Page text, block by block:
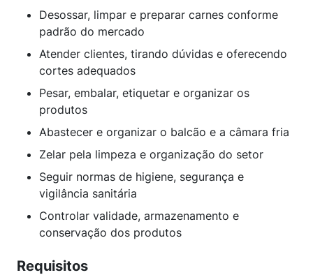
Desossar, limpar e preparar carnes conforme
padrão do mercado
Atender clientes, tirando dúvidas e oferecendo
cortes adequados
Pesar, embalar, etiquetar e organizar os
produtos
Abastecer e organizar o balcão e a câmara fria
Zelar pela limpeza e organização do setor
Seguir normas de higiene, segurança e
vigilância sanitária
Controlar validade, armazenamento e
conservação dos produtos
Requisitos